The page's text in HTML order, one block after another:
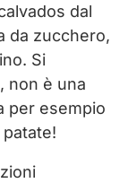
dal
da zucchero,
Si
non è una
per esempio